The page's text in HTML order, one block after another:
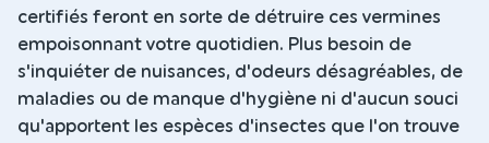
certifiés feront en sorte de détruire ces vermines
empoisonnant votre quotidien. Plus besoin de
s'inquiéter de nuisances, d'odeurs désagréables, de
maladies ou de manque d'hygiène ni d'aucun souci
qu'apportent les espèces d'insectes que l'on trouve